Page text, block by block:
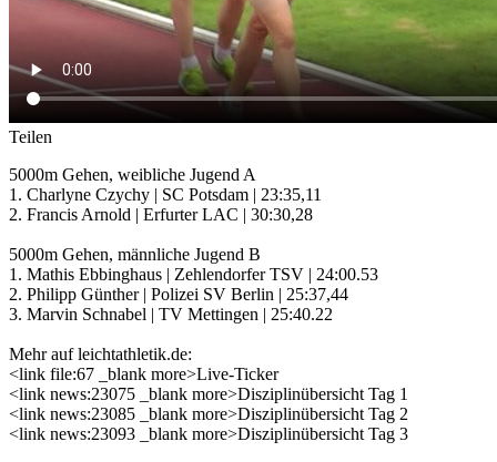
Teilen
5000m Gehen, weibliche Jugend A
1. Charlyne Czychy | SC Potsdam | 23:35,11
2. Francis Arnold | Erfurter LAC | 30:30,28
5000m Gehen, männliche Jugend B
1. Mathis Ebbinghaus | Zehlendorfer TSV | 24:00.53
2. Philipp Günther | Polizei SV Berlin | 25:37,44
3. Marvin Schnabel | TV Mettingen | 25:40.22
Mehr auf leichtathletik.de:
<link file:67 _blank more>Live-Ticker
<link news:23075 _blank more>Disziplinübersicht Tag 1
<link news:23085 _blank more>Disziplinübersicht Tag 2
<link news:23093 _blank more>Disziplinübersicht Tag 3